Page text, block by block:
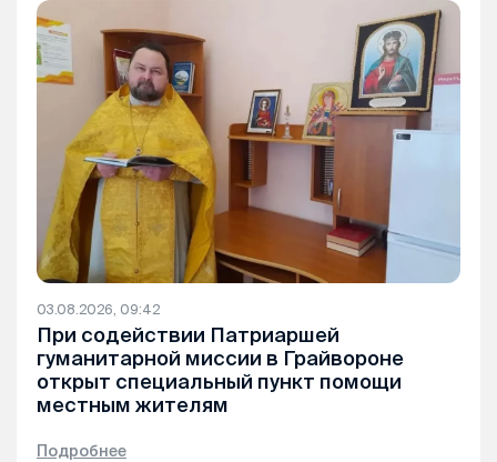
03.08.2026, 09:42
При содействии Патриаршей
гуманитарной миссии в Грайвороне
открыт специальный пункт помощи
местным жителям
Подробнее